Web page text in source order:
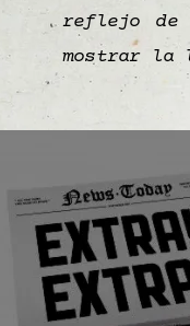
reflejo de
mostrar la